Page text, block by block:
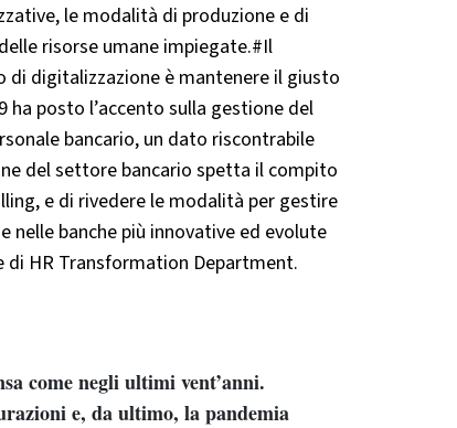
le modalità di produzione e di
risorse umane impiegate.#Il
digitalizzazione è mantenere il giusto
posto l’accento sulla gestione del
bancario, un dato riscontrabile
del settore bancario spetta il compito
e di rivedere le modalità per gestire
nelle banche più innovative ed evolute
di HR Transformation Department.
come negli ultimi vent’anni.
e, da ultimo, la pandemia